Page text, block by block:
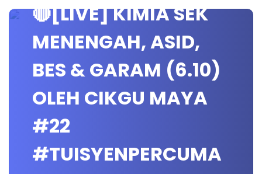
🔴[LIVE] KIMIA SEK
MENENGAH, ASID,
BES & GARAM (6.10)
OLEH CIKGU MAYA
#22
#TUISYENPERCUMA